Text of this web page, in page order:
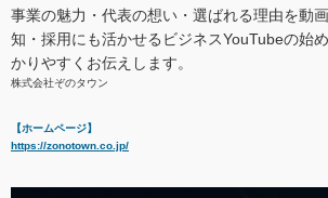
事業の魅力・代表の想い・選ばれる理由を動
知・採用にも活かせるビジネスYouTubeの始
かりやすくお伝えします。
株式会社ぞのタウン
【ホームページ】
https://zonotown.co.jp/